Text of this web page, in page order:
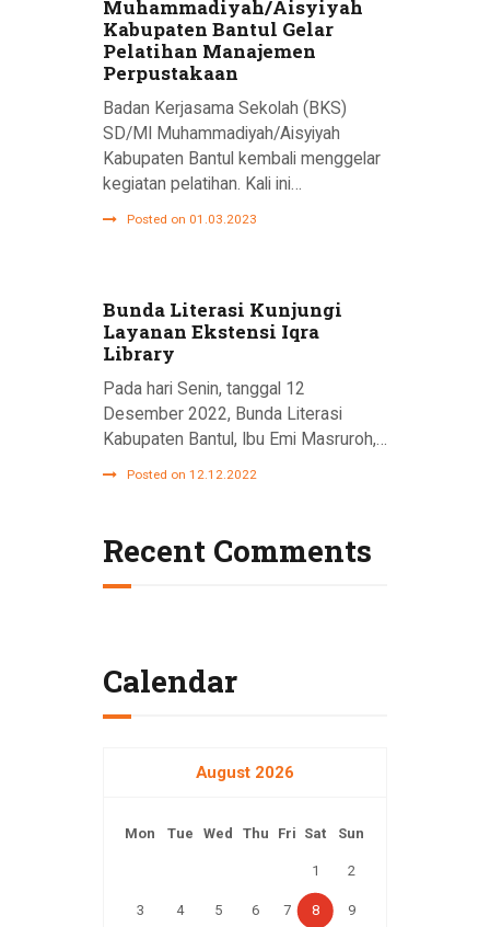
Muhammadiyah/Aisyiyah
Kabupaten Bantul Gelar
Pelatihan Manajemen
Perpustakaan
Badan Kerjasama Sekolah (BKS)
SD/MI Muhammadiyah/Aisyiyah
Kabupaten Bantul kembali menggelar
kegiatan pelatihan. Kali ini…
Posted on 01.03.2023
Bunda Literasi Kunjungi
Layanan Ekstensi Iqra
Library
Pada hari Senin, tanggal 12
Desember 2022, Bunda Literasi
Kabupaten Bantul, Ibu Emi Masruroh,…
Posted on 12.12.2022
Recent Comments
Calendar
August 2026
Mon Tue Wed Thu Fri Sat Sun
1 2
3 4 5 6 7 8 9